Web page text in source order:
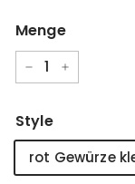
Menge
− +
Style
rot Gewürze